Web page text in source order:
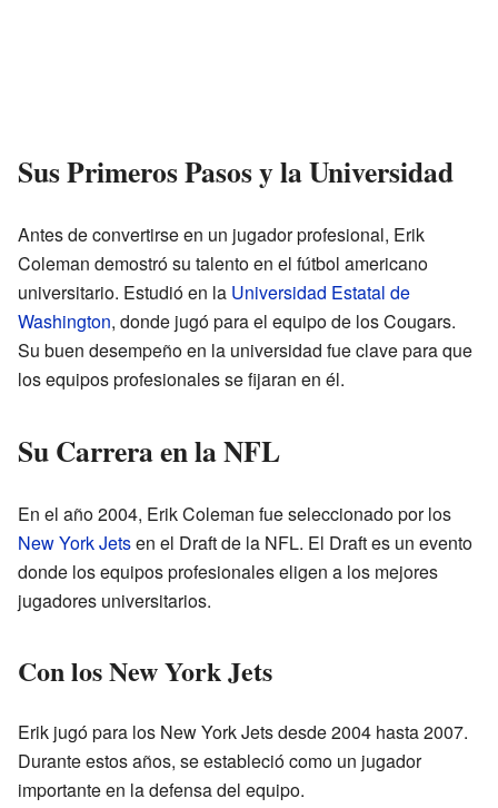
Sus Primeros Pasos y la Universidad
Antes de convertirse en un jugador profesional, Erik
Coleman demostró su talento en el fútbol americano
universitario. Estudió en la Universidad Estatal de
Washington, donde jugó para el equipo de los Cougars.
Su buen desempeño en la universidad fue clave para que
los equipos profesionales se fijaran en él.
Su Carrera en la NFL
En el año 2004, Erik Coleman fue seleccionado por los
New York Jetsen el Draft de la NFL. El Draft es un evento
donde los equipos profesionales eligen a los mejores
jugadores universitarios.
Con los New York Jets
Erik jugó para los New York Jets desde 2004 hasta 2007.
Durante estos años, se estableció como un jugador
importante en la defensa del equipo.